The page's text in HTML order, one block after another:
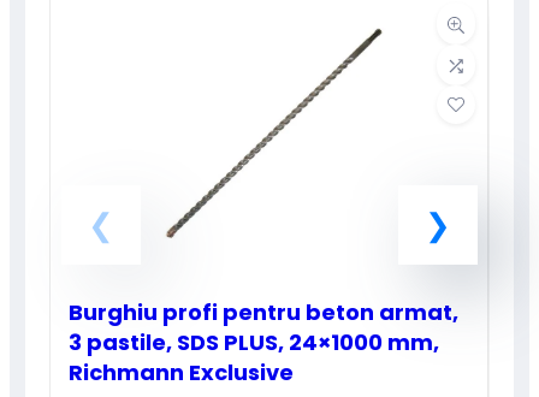
Burghiu profi pentru beton armat,
3 pastile, SDS PLUS, 24×1000 mm,
Richmann Exclusive